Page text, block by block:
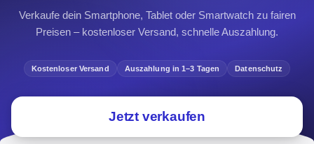
Verkaufe dein Smartphone, Tablet oder Smartwatch zu fairen
Preisen – kostenloser Versand, schnelle Auszahlung.
Kostenloser Versand Auszahlung in 1–3 Tagen Datenschutz
Jetzt verkaufen